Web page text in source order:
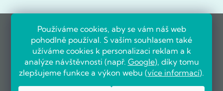
Používáme cookies, aby se vám náš web
pohodlně používal. S vaším souhlasem také
užíváme cookies k personalizaci reklam a k
analýze návštěvnosti (např. Google), díky tomu
zlepšujeme funkce a výkon webu (více informací).
OVĚŘENO ZÁKAZNÍKY